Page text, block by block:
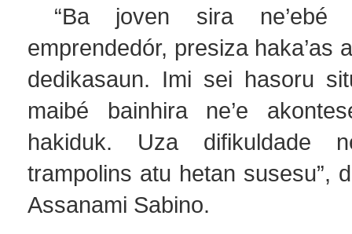
“Ba joven sira ne’ebé
emprendedór, presiza haka’as
dedikasaun. Imi sei hasoru
maibé bainhira ne’e
hakiduk. Uza difikuldade
trampolins atu hetan susesu”,
Assanami Sabino.